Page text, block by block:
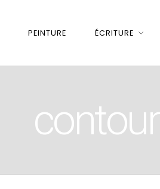
PEINTURE ÉCRITURE
contour